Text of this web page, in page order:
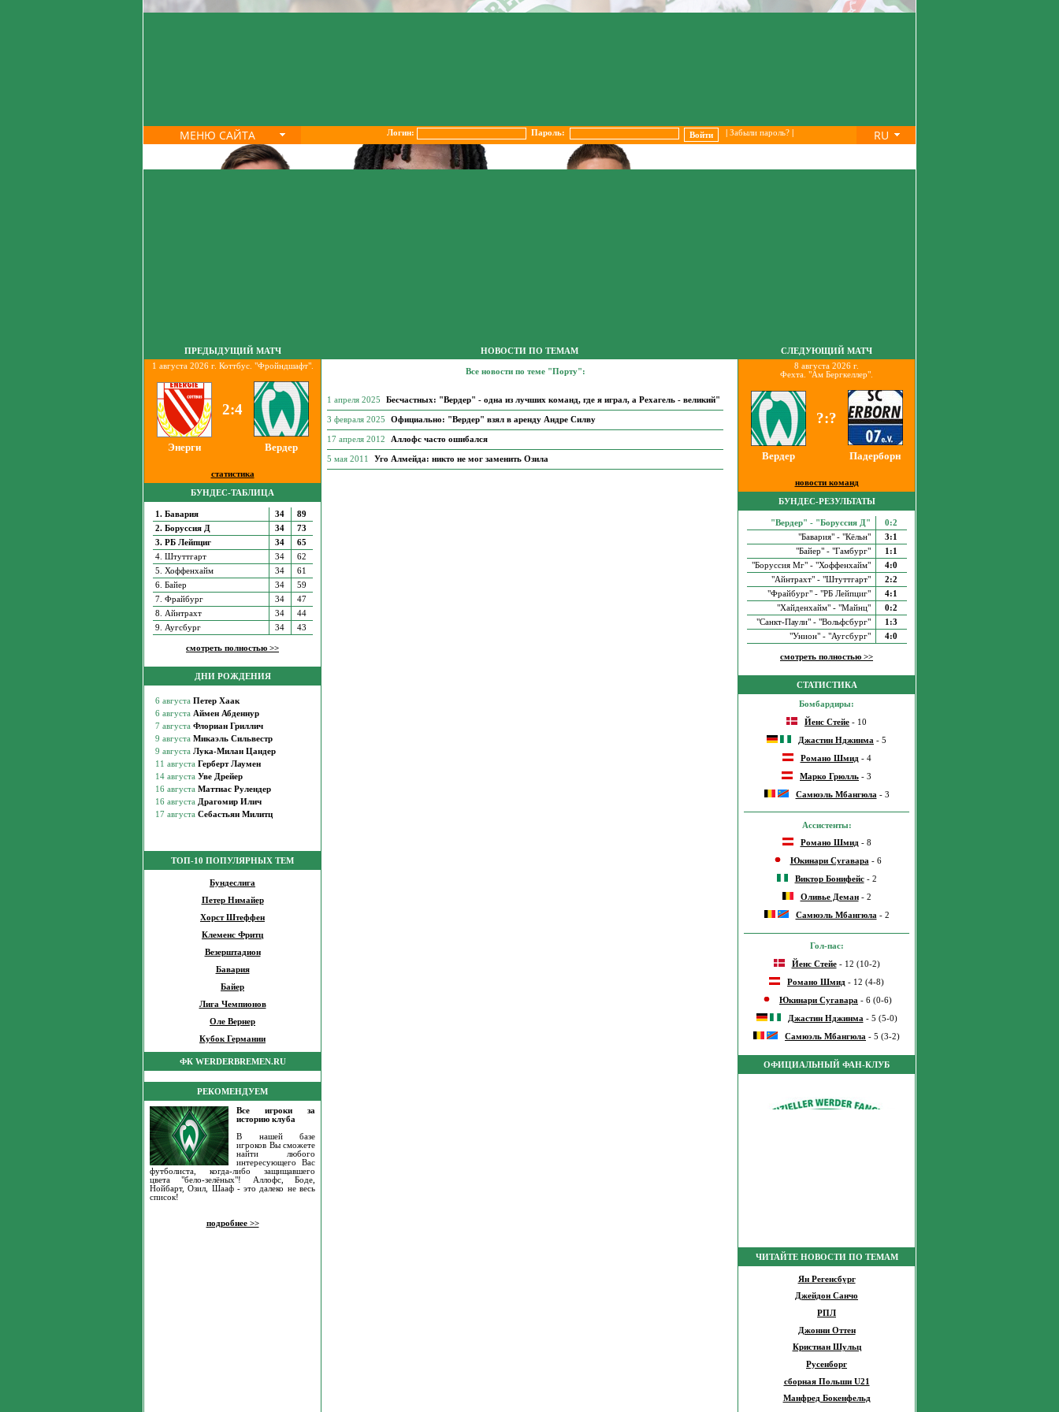
МЕНЮ САЙТА Логин: Пароль: Забыли пароль?| RU
ПРЕДЫДУЩИЙ МАТЧ
1 августа 2026 г. Коттбус. "Фройндшафт".
2:4
Энерги Вердер
статистика
БУНДЕС-ТАБЛИЦА
1. Бавария 34
89
2. Боруссия Д
34
73
3. РБ Лейпциг
34
65
4. Штуттгарт
34
62
5. Хоффенхайм
34
61
6. Байер
34
59
7. Фрайбург
34
47
8. Айнтрахт
34
44
9. Аугсбург
34 43
смотреть полностью >>
ДНИ РОЖДЕНИЯ
ТОП-10 ПОПУЛЯРНЫХ ТЕМ
Бундеслига
Петер Нимайер
Хорст Штеффен
Клеменс Фритц
Везерштадион
Бавария
Байер
Лига Чемпионов
Оле Вернер
Кубок Германии
ФК WERDERBREMEN.RU
РЕКОМЕНДУЕМ
Все игроки за
историю клуба
В нашей базе
игроков Вы сможете
найти любого
интересующего Вас
футболиста, когда-либо защищавшего
цвета "бело-зелёных"! Аллофс, Боде,
Нойбарт, Озил, Шааф - это далеко не весь
список!
подробнее >>
НОВОСТИ ПО ТЕМАМ
Все новости по теме "Порту":
1 апреля 2025 Бесчастных: "Вердер" - одна из лучших команд, где я играл, а Рехагель - великий"
3 февраля 2025 Официально: "Вердер" взял в аренду Андре Силву
17 апреля 2012 Аллофс часто ошибался
5 мая 2011 Уго Алмейда: никто не мог заменить Озила
СЛЕДУЮЩИЙ МАТЧ
8 августа 2026 г.
Фехта. "Ам Бергкеллер".
?:?
Вердер Падерборн
новости команд
БУНДЕС-РЕЗУЛЬТАТЫ
"Вердер" - "Боруссия Д"
0:2
"Бавария" - "Кёльн"
3:1
"Байер" - "Гамбург"
1:1
"Боруссия Мг" - "Хоффенхайм"
4:0
"Айнтрахт" - "Штуттгарт"
2:2
"Фрайбург" - "РБ Лейпциг"
4:1
"Хайденхайм" - "Майнц"
0:2
"Санкт-Паули" - "Вольфсбург"
1:3
"Унион" - "Аугсбург"
4:0
смотреть полностью >>
СТАТИСТИКА
Бомбардиры:
Йенс Стейе - 10
Джастин Нджинма - 5
Романо Шмид- 4
Марко Грюлль - 3
Самюэль Мбангюла - 3
Ассистенты:
Романо Шмид- 8
Юкинари Сугавара- 6
Виктор Бонифейс- 2
Оливье Деман- 2
Самюэль Мбангюла- 2
Гол-пас:
Йенс Стейе- 12 (10-2)
Романо Шмид - 12 (4-8)
Юкинари Сугавара - 6 (0-6)
Джастин Нджинма - 5 (5-0)
Самюэль Мбангюла - 5 (3-2)
ОФИЦИАЛЬНЫЙ ФАН-КЛУБ
ЧИТАЙТЕ НОВОСТИ ПО ТЕМАМ
Ян Регенсбург
Джейдон Санчо
РПЛ
Джонни Оттен
Кристиан Шульц
Русенборг
сборная Польши U21
Манфред Бокенфельд